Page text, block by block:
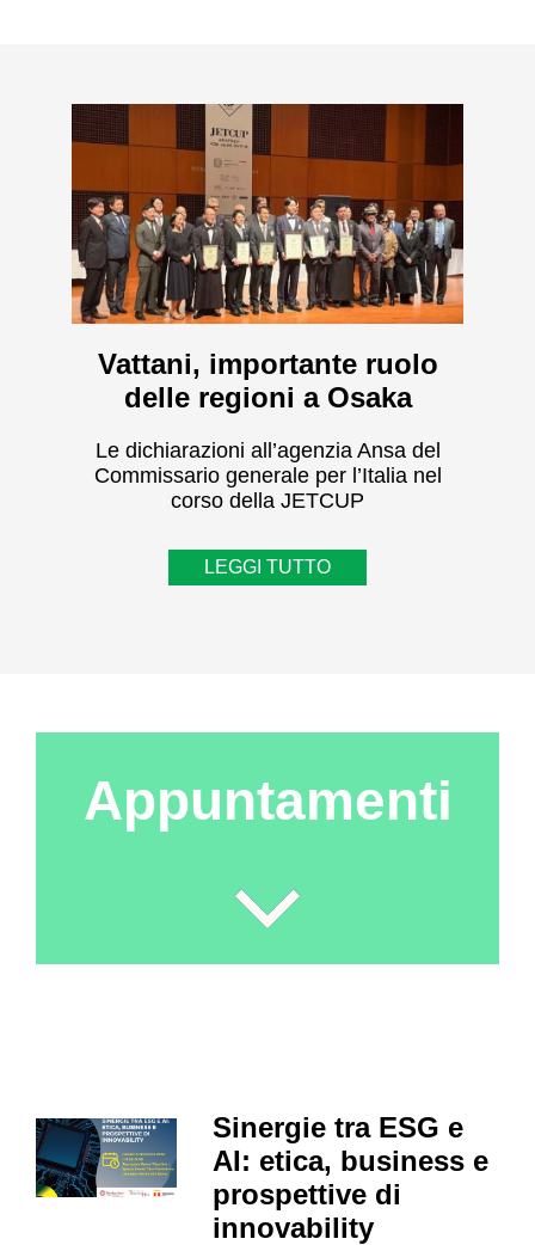
Vattani, importante ruolo
delle regioni a Osaka
Le dichiarazioni all’agenzia Ansa del
Commissario generale per l’Italia nel
corso della JETCUP
LEGGI TUTTO
Appuntamenti
Sinergie tra ESG e
AI: etica, business e
prospettive di
innovability